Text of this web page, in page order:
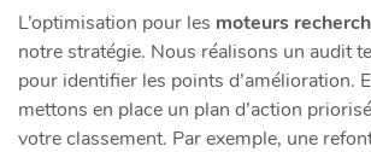
L’optimisation pour les moteurs
notre stratégie. Nous réalisons un audit
pour identifier les points d’amélioration.
mettons en place un plan d’action
votre classement. Par exemple, une